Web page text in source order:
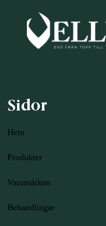
Sidor
Hem
Produkter
Varumärken
Behandlingar